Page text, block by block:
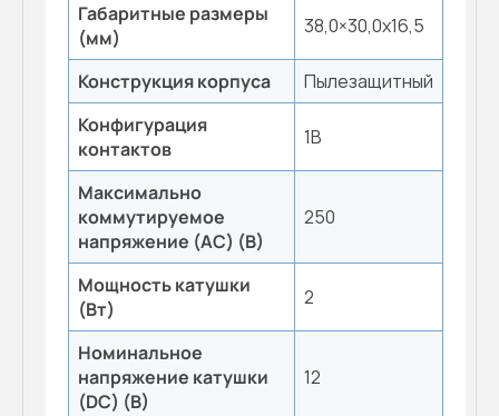
Габаритные размеры
(мм)
38,0×30,0x16,5
Конструкция корпуса
Пылезащитный
Конфигурация
контактов
1B
Максимально
коммутируемое
напряжение (AC) (В)
250
Мощность катушки
(Вт)
2
Номинальное
напряжение катушки
(DC) (В)
12